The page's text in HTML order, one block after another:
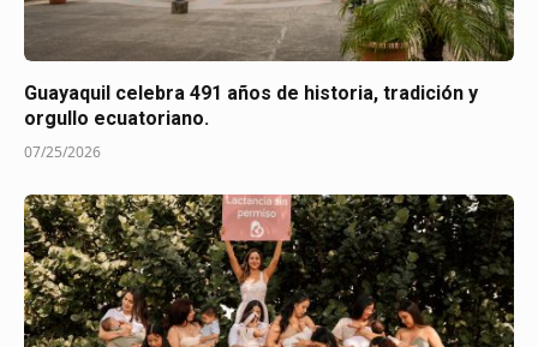
Guayaquil celebra 491 años de historia, tradición y
orgullo ecuatoriano.
07/25/2026